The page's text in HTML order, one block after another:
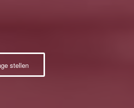
stellen